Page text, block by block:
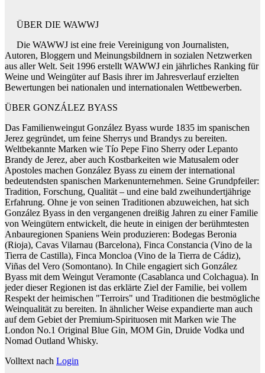
ÜBER DIE WAWWJ
Die WAWWJ ist eine freie Vereinigung von Journalisten,
Autoren, Bloggern und Meinungsbildnern in sozialen Netzwerken
aus aller Welt. Seit 1996 erstellt WAWWJ ein jährliches Ranking für
Weine und Weingüter auf Basis ihrer im Jahresverlauf erzielten
Bewertungen bei nationalen und internationalen Wettbewerben.
ÜBER GONZÁLEZ BYASS
Das Familienweingut González Byass wurde 1835 im spanischen
Jerez gegründet, um feine Sherrys und Brandys zu bereiten.
Weltbekannte Marken wie Tío Pepe Fino Sherry oder Lepanto
Brandy de Jerez, aber auch Kostbarkeiten wie Matusalem oder
Apostoles machen González Byass zu einem der international
bedeutendsten spanischen Markenunternehmen. Seine Grundpfeiler:
Tradition, Forschung, Qualität – und eine bald zweihundertjährige
Erfahrung. Ohne je von seinen Traditionen abzuweichen, hat sich
González Byass in den vergangenen dreißig Jahren zu einer Familie
von Weingütern entwickelt, die heute in einigen der berühmtesten
Anbauregionen Spaniens Wein produzieren: Bodegas Beronia
(Rioja), Cavas Vilarnau (Barcelona), Finca Constancia (Vino de la
Tierra de Castilla), Finca Moncloa (Vino de la Tierra de Cádiz),
Viñas del Vero (Somontano). In Chile engagiert sich González
Byass mit dem Weingut Veramonte (Casablanca und Colchagua). In
jeder dieser Regionen ist das erklärte Ziel der Familie, bei vollem
Respekt der heimischen "Terroirs" und Traditionen die bestmögliche
Weinqualität zu bereiten. In ähnlicher Weise expandierte man auch
auf dem Gebiet der Premium-Spirituosen mit Marken wie The
London No.1 Original Blue Gin, MOM Gin, Druide Vodka und
Nomad Outland Whisky.
Volltext nach Login